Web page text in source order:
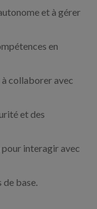
et à gérer
en
collaborer avec
et des
interagir avec
base.